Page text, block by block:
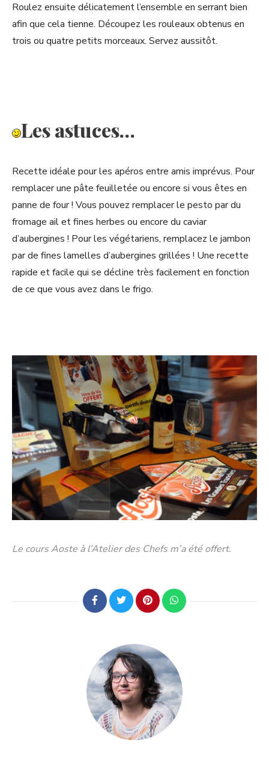
Roulez ensuite délicatement l’ensemble en serrant bien
afin que cela tienne. Découpez les rouleaux obtenus en
trois ou quatre petits morceaux. Servez aussitôt.
Les astuces…
Recette idéale pour les apéros entre amis imprévus. Pour
remplacer une pâte feuilletée ou encore si vous êtes en
panne de four ! Vous pouvez remplacer le pesto par du
fromage ail et fines herbes ou encore du caviar
d’aubergines ! Pour les végétariens, remplacez le jambon
par de fines lamelles d’aubergines grillées ! Une recette
rapide et facile qui se décline très facilement en fonction
de ce que vous avez dans le frigo.
Le cours Aoste à l’Atelier des Chefs m’a été offert.